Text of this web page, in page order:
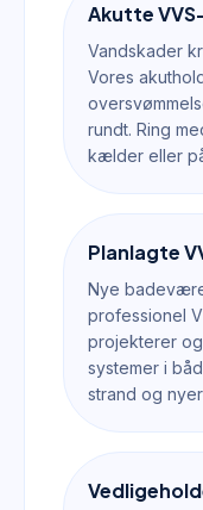
Akutte
Vandskader
Vores
rundt. Ring
kælder eller
Planlagte
Nye
professionel
projekterer
systemer i
strand og